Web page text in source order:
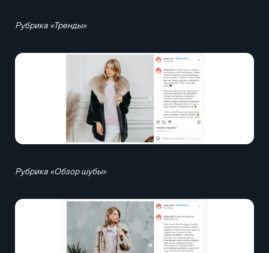
Рубрика «Тренды»
Рубрика «Обзор шубы»